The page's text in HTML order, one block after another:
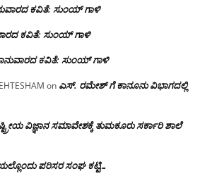
ಕವಿತೆ: ಸುಂಯ್ ಗಾಳಿ
ಕವಿತೆ: ಸುಂಯ್ ಗಾಳಿ
ಕವಿತೆ: ಸುಂಯ್ ಗಾಳಿ
on ಎಸ್. ರಮೇಶ್ ಗೆ ಕಾನೂನು ವಿಭಾಗದಲ್ಲಿ
ವಿಜ್ಞಾನ ಸಮಾವೇಶಕ್ಕೆ‌ ತುಮಕೂರು ಸರ್ಕಾರಿ ಶಾಲೆ
ಪರಿಸರ ಸಂಘ ಕಟ್ಟಿ…